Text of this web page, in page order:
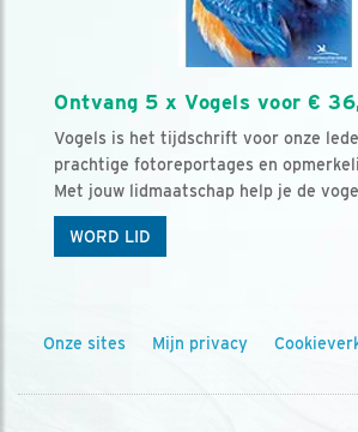
Ontvang 5 x Vogels voor €
Vogels is het tijdschrift voor onze
prachtige fotoreportages en
Met jouw lidmaatschap help je de
WORD LID
Onze sites Mijn privacy